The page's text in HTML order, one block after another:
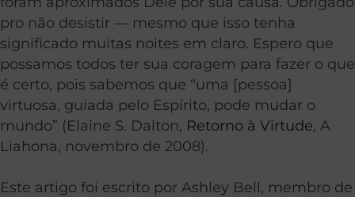
pro não desistir — mesmo que isso tenha
significado muitas noites em claro. Espero que
possamos todos ter sua coragem para fazer o que
é certo, pois sabemos que “uma [pessoa]
virtuosa, guiada pelo Espírito, pode mudar o
mundo” (Elaine S. Dalton, Retorno à Virtude, A
Liahona, novembro de 2008).
Este artigo foi escrito por Ashley Bell, membro de